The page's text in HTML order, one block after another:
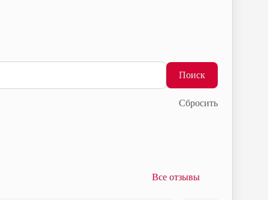
Поиск
Сбросить
Все отзывы